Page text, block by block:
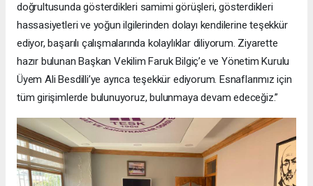
doğrultusunda gösterdikleri samimi görüşleri, gösterdikleri
hassasiyetleri ve yoğun ilgilerinden dolayı kendilerine teşekkür
ediyor, başarılı çalışmalarında kolaylıklar diliyorum. Ziyarette
hazır bulunan Başkan Vekilim Faruk Bilgiç’e ve Yönetim Kurulu
Üyem Ali Besdilli’ye ayrıca teşekkür ediyorum. Esnaflarımız için
tüm girişimlerde bulunuyoruz, bulunmaya devam edeceğiz.”